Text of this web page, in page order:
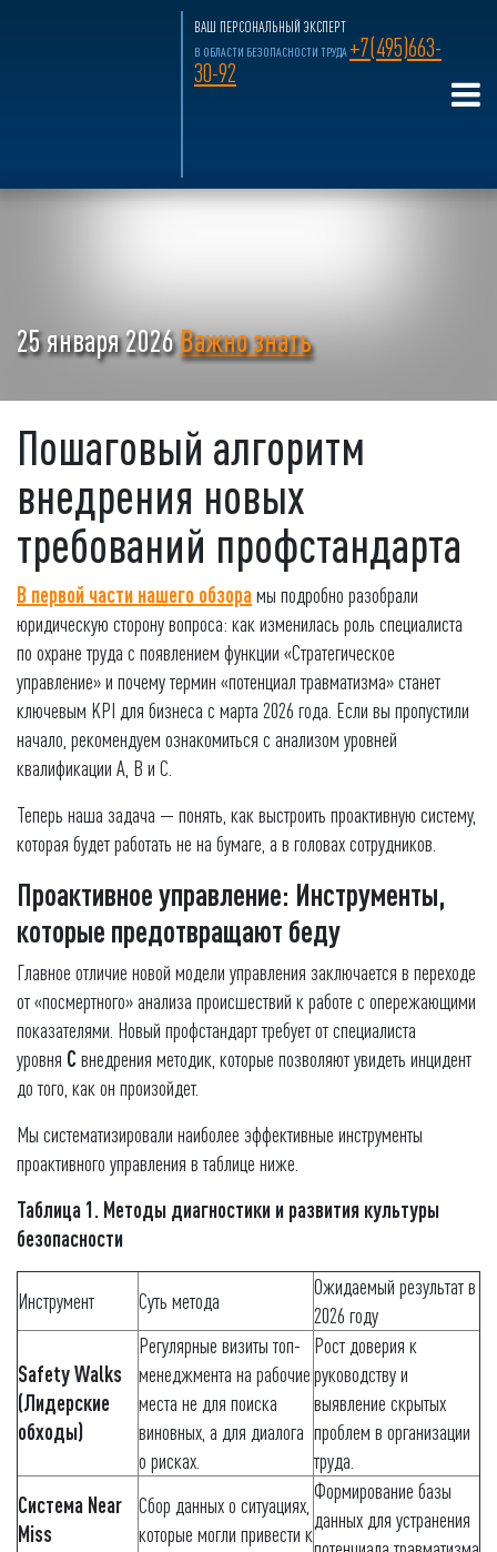
ВАШ ПЕРСОНАЛЬНЫЙ ЭКСПЕРТ
В ОБЛАСТИ БЕЗОПАСНОСТИ ТРУДА +7(495)663-
30-92
25 января 2026Важно знать
Пошаговый алгоритм
внедрения новых
требований профстандарта
В первой части нашего обзорамы подробно разобрали
юридическую сторону вопроса: как изменилась роль специалиста
по охране труда с появлением функции «Стратегическое
управление» и почему термин «потенциал травматизма» станет
ключевым KPI для бизнеса с марта 2026 года. Если вы пропустили
начало, рекомендуем ознакомиться с анализом уровней
квалификации А, B и С.
Теперь наша задача — понять, как выстроить проактивную систему,
которая будет работать не на бумаге, а в головах сотрудников.
Проактивное управление: Инструменты,
которые предотвращают беду
Главное отличие новой модели управления заключается в переходе
от «посмертного» анализа происшествий к работе с опережающими
показателями. Новый профстандарт требует от специалиста
уровня С внедрения методик, которые позволяют увидеть инцидент
до того, как он произойдет.
Мы систематизировали наиболее эффективные инструменты
проактивного управления в таблице ниже.
Таблица 1. Методы диагностики и развития культуры
безопасности
Инструмент Суть метода
Ожидаемый результат в
2026 году
Safety Walks
(Лидерские
обходы)
Регулярные визиты топ-
менеджмента на рабочие
места не для поиска
виновных, а для диалога
о рисках.
Рост доверия к
руководству и
выявление скрытых
проблем в организации
труда.
Система Near
Miss
Сбор данных о ситуациях,
которые могли привести к
Формирование базы
данных для устранения